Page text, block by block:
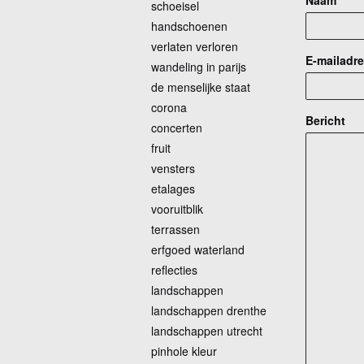
E-
Bericht
schoeisel
handschoenen
verlaten verloren
wandeling in parijs
de menselijke staat
corona
concerten
fruit
vensters
etalages
vooruitblik
terrassen
erfgoed waterland
reflecties
landschappen
landschappen drenthe
landschappen utrecht
pinhole kleur